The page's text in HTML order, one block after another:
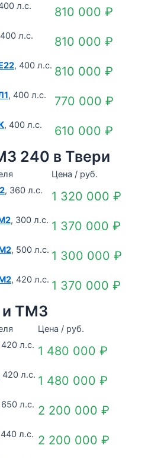
л.с.
810 000 ₽
л.с.
810 000 ₽
, 400 л.с. 810 000 ₽
, 400 л.с.
770 000 ₽
, 400 л.с.
610 000 ₽
240 в Твери
Цена / руб.
, 360 л.с.
1 320 000 ₽
, 300 л.с. 1 370 000 ₽
, 500 л.с. 1 300 000 ₽
, 420 л.с. 1 370 000 ₽
и ТМЗ
Цена / руб.
420 л.с. 1 480 000 ₽
420 л.с. 1 480 000 ₽
650 л.с. 2 200 000 ₽
л.с. 2 200 000 ₽